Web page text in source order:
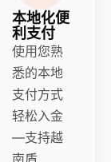
本地化便
利支付
使用您熟
悉的本地
支付方式
轻松入金
—支持越